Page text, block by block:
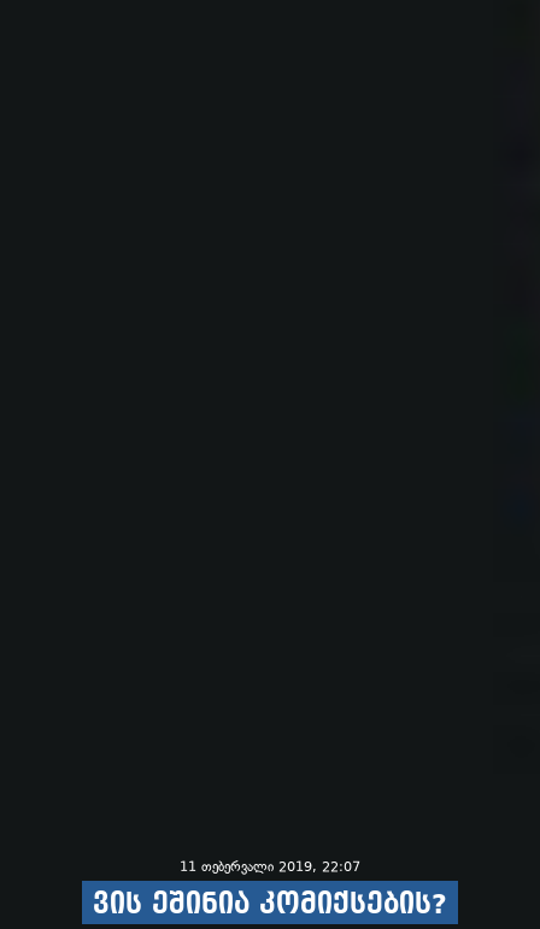
11 თებერვალი 2019, 22:07
ვის ეშინია კომიქსების?